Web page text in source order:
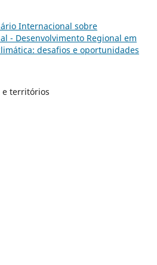
Internacional sobre
- Desenvolvimento Regional em
desafios e oportunidades
e territórios